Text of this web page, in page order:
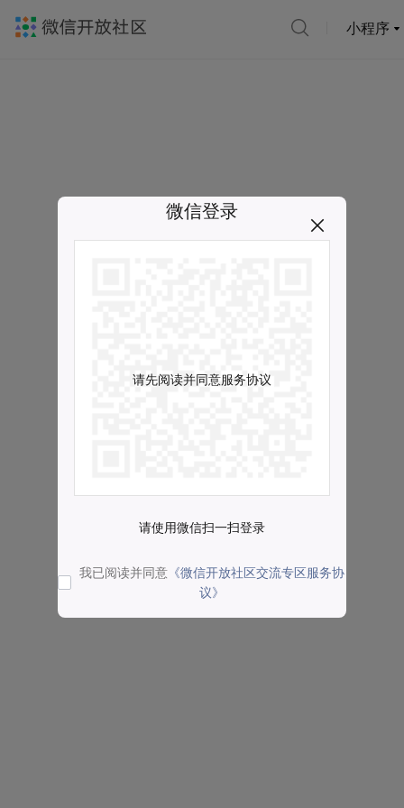
小程序
微信登录
请先阅读并同意服务协议
请使用微信扫一扫登录
我已阅读并同意 《微信开放社区交流专区服务协
议》